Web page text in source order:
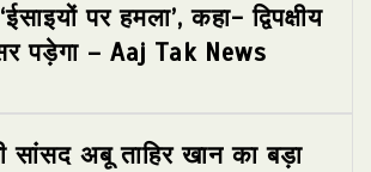
पर हमला’, कहा- द्विपक्षीय
पड़ेगा – Aaj Tak News
सांसद अबू ताहिर खान का बड़ा